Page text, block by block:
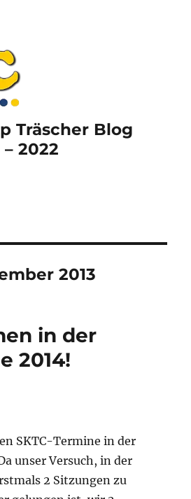
Träscher Blog
2022
2013
in der
2014!
SKTC-Termine in der
unser Versuch, in der
2 Sitzungen zu